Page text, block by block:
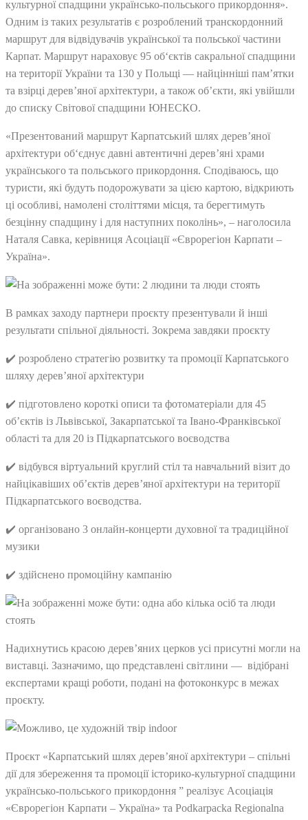
культурної спадщини українсько-польського прикордоння».
Одним із таких результатів є розроблений транскордонний
маршрут для відвідувачів української та польської частини
Карпат. Маршрут нараховує 95 об‘єктів сакральної спадщини
на території України та 130 у Польщі — найцінніші пам’ятки
та взірці дерев’яної архітектури, а також об’єкти, які увійшли
до списку Світової спадщини ЮНЕСКО.
«Презентований маршрут Карпатський шлях дерев’яної
архітектури об‘єднує давні автентичні дерев’яні храми
українського та польського прикордоння. Сподіваюсь, що
туристи, які будуть подорожувати за цією картою, відкриють
ці особливі, намолені століттями місця, та берегтимуть
безцінну спадщину і для наступних поколінь», – наголосила
Наталя Савка, керівниця Асоціації «Єврорегіон Карпати –
Україна».
В рамках заходу партнери проєкту презентували й інші
результати спільної діяльності. Зокрема завдяки проєкту
✔️ розроблено стратегію розвитку та промоції Карпатського
шляху дерев’яної архітектури
✔️ підготовлено короткі описи та фотоматеріали для 45
об’єктів із Львівської, Закарпатської та Івано-Франківської
області та для 20 із Підкарпатського воєводства
✔️ відбувся віртуальний круглий стіл та навчальний візит до
найцікавіших об’єктів дерев’яної архітектури на території
Підкарпатського воєводства.
✔️ організовано 3 онлайн-концерти духовної та традиційної
музики
✔️ здійснено промоційну кампанію
Надихнутись красою дерев’яних церков усі присутні могли на
виставці. Зазначимо, що представлені світлини — відібрані
експертами кращі роботи, подані на фотоконкурс в межах
проєкту.
Проєкт «Карпатський шлях дерев’яної архітектури – спільні
дії для збереження та промоції історико-культурної спадщини
українсько-польського прикордоння ” реалізує Асоціація
«Єврорегіон Карпати – Україна» та Podkarpacka Regionalna